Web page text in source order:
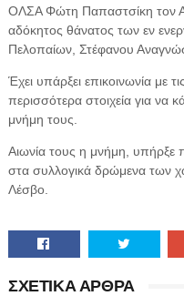
ΟΛΣΑ Φώτη Παπαστσίκη τον
αδόκητος θάνατος των εν
Πελοπαίων, Στέφανου
Έχει υπάρξει επικοινωνία με
περισσότερα στοιχεία για να
μνήμη τους.
Αιωνία τους η μνήμη,
στα συλλογικά δρώμενα των
Λέσβο.
ΣΧΕΤΙΚΑ ΑΡΘΡΑ